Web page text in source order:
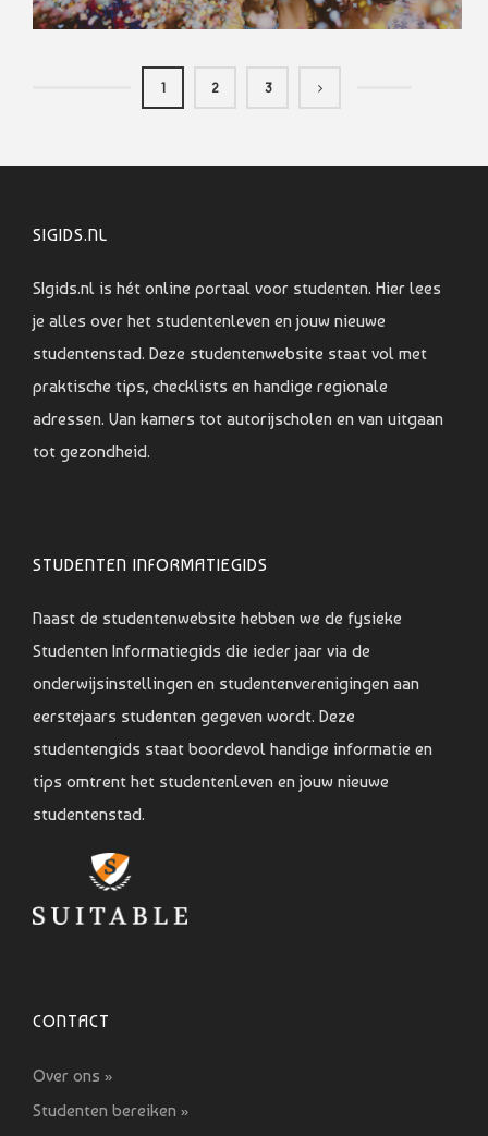
1 2 3
SIGIDS.NL
SIgids.nl is hét online portaal voor studenten. Hier lees
je alles over het studentenleven en jouw nieuwe
studentenstad. Deze studentenwebsite staat vol met
praktische tips, checklists en handige regionale
adressen. Van kamers tot autorijscholen en van uitgaan
tot gezondheid.
STUDENTEN INFORMATIEGIDS
Naast de studentenwebsite hebben we de fysieke
Studenten Informatiegids die ieder jaar via de
onderwijsinstellingen en studentenverenigingen aan
eerstejaars studenten gegeven wordt. Deze
studentengids staat boordevol handige informatie en
tips omtrent het studentenleven en jouw nieuwe
studentenstad.
CONTACT
Over ons »
Studenten bereiken »